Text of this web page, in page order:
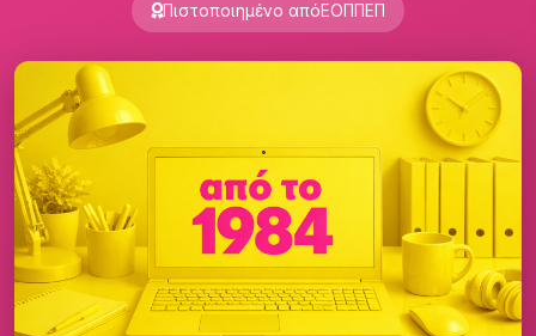
Πιστοποιημένο απόΕΟΠΠΕΠ